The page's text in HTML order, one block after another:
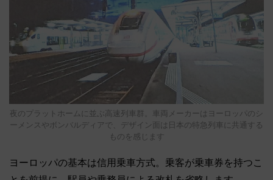
夜のプラットホームに並ぶ高速列車群。車両メーカーはヨーロッパのシ
ーメンスやボンバルディアで、デザイン面は日本の特急列車に共通する
ものを感じます
ヨーロッパの基本は信用乗車方式。乗客が乗車券を持つこ